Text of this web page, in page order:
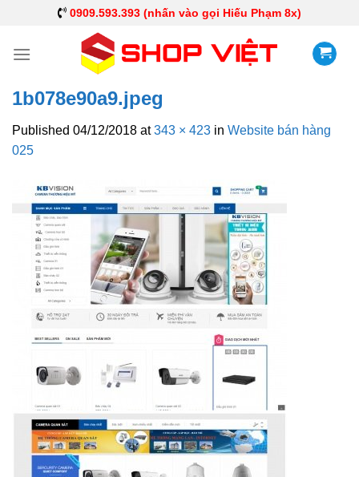
0909.593.393 (nhấn vào gọi Hiếu Phạm 8x)
1b078e90a9.jpeg
Published 04/12/2018 at343 × 423 in Website bán hàng
025